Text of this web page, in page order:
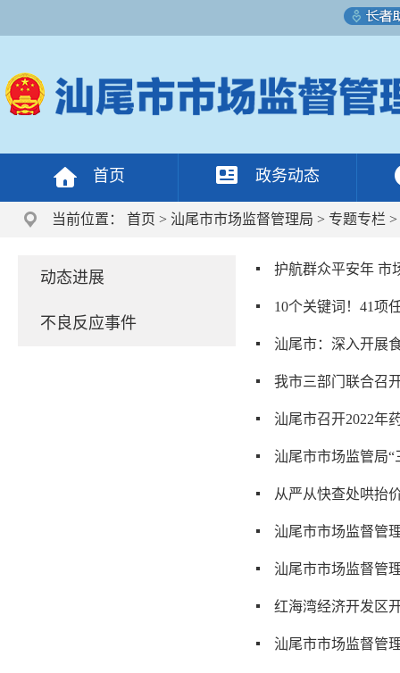
首页 政务动态
当前位置： 首页 > 汕尾市市场监督管理局 > 专题专栏 >
动态进展
不良反应事件
护航群众平安年 市
10个关键词！41项
汕尾市：深入开展
我市三部门联合召
汕尾市召开2022年
汕尾市市场监管局
从严从快查处哄抬
汕尾市市场监督管
汕尾市市场监督管
红海湾经济开发区
汕尾市市场监督管